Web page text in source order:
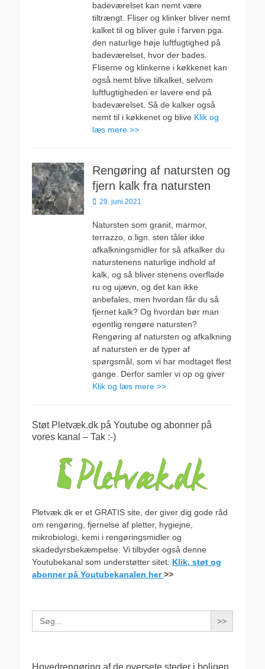
badeværelset kan nemt være
tiltrængt. Fliser og klinker bliver nemt
kalket til og bliver gule i farven pga.
den naturlige høje luftfugtighed på
badeværelset, hvor der bades.
Fliserne og klinkerne i køkkenet kan
også nemt blive tilkalket, selvom
luftfugtigheden er lavere end på
badeværelset. Så de kalker også
nemt til i køkkenet og blive Klik og
læs mere >>
Rengøring af natursten og
fjern kalk fra natursten
Udgivet
29. juni 2021
Natursten som granit, marmor,
terrazzo, o.lign. sten tåler ikke
afkalkningsmidler for så afkalker du
naturstenens naturlige indhold af
kalk, og så bliver stenens overflade
ru og ujævn, og det kan ikke
anbefales, men hvordan får du så
fjernet kalk? Og hvordan bør man
egentlig rengøre natursten?
Rengøring af natursten og afkalkning
af natursten er de typer af
spørgsmål, som vi har modtaget flest
gange. Derfor samler vi op og giver
Klik og læs mere >>
Støt Pletvæk.dk på Youtube og abonner på
vores kanal – Tak :-)
Pletvæk.dk er et GRATIS site, der giver dig gode råd
om rengøring, fjernelse af pletter, hygiejne,
mikrobiologi, kemi i rengøringsmidler og
skadedyrsbekæmpelse. Vi tilbyder også denne
Youtubekanal som understøtter sitet: Klik, støt og
abonner på Youtubekanalen her>>
Search
for:
Hovedrengøring af de oversete steder i boligen